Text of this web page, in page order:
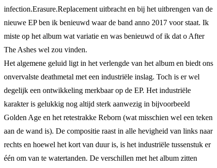
infection.Erasure.Replacement uitbracht en bij het uitbrengen van de
nieuwe EP ben ik benieuwd waar de band anno 2017 voor staat. Ik
miste op het album wat variatie en was benieuwd of ik dat o After
The Ashes wel zou vinden.
Het algemene geluid ligt in het verlengde van het album en biedt ons
onvervalste deathmetal met een industriële inslag. Toch is er wel
degelijk een ontwikkeling merkbaar op de EP. Het industriële
karakter is gelukkig nog altijd sterk aanwezig in bijvoorbeeld
Golden Age en het retestrakke Reborn (wat misschien wel een teken
aan de wand is). De compositie raast in alle hevigheid van links naar
rechts en hoewel het kort van duur is, is het industriële tussenstuk er
één om van te watertanden. De verschillen met het album zitten